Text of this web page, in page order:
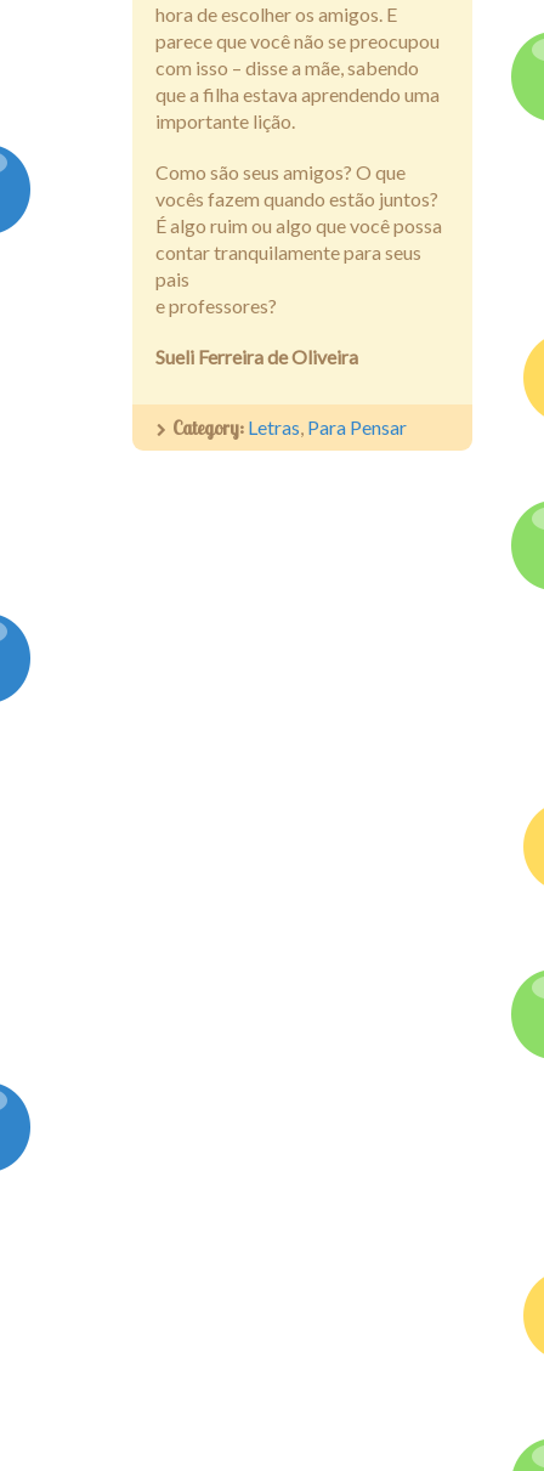
hora de escolher os amigos. E
parece que você não se preocupou
com isso – disse a mãe, sabendo
que a filha estava aprendendo uma
importante lição.
Como são seus amigos? O que
vocês fazem quando estão juntos?
É algo ruim ou algo que você possa
contar tranquilamente para seus
pais
e professores?
Sueli Ferreira de Oliveira
Category: Letras Para Pensar